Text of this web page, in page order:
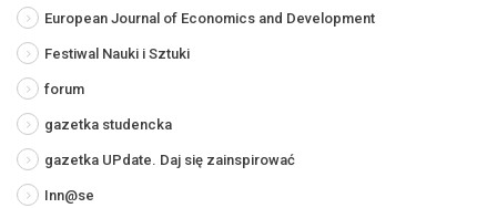
European Journal of Economics and Development
Festiwal Nauki i Sztuki
forum
gazetka studencka
gazetka UPdate. Daj się zainspirować
Inn@se